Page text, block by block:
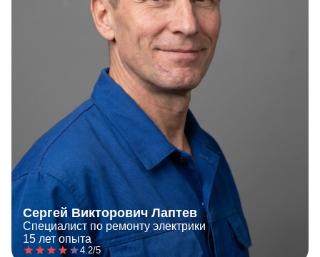
Сергей Викторович Лаптев
Специалист по ремонту электрики
15 лет опыта
4.2/5